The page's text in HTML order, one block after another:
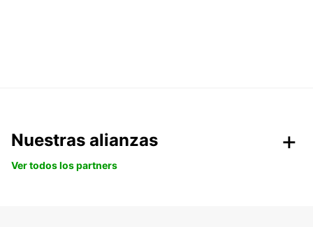
Nuestras alianzas
Ver todos los partners